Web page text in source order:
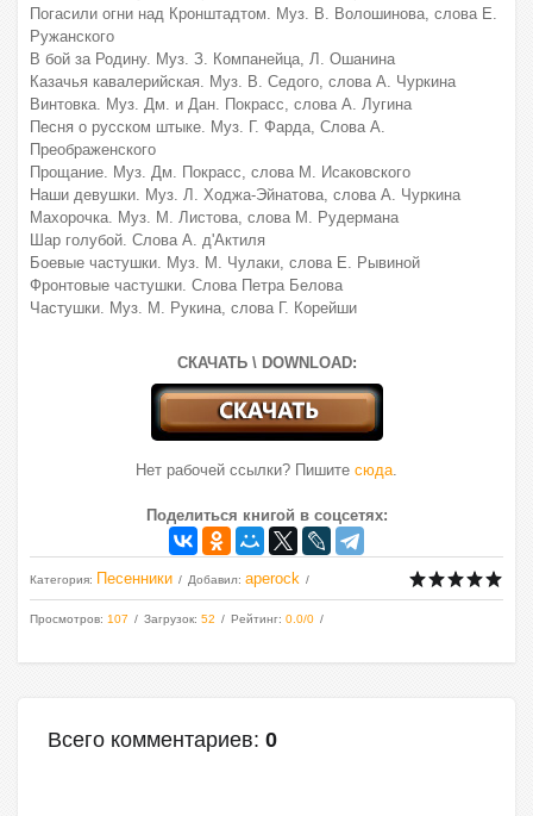
Погасили огни над Кронштадтом. Муз. В. Волошинова, слова Е.
Ружанского
В бой за Родину. Муз. З. Компанейца, Л. Ошанина
Казачья кавалерийская. Муз. В. Седого, слова А. Чуркина
Винтовка. Муз. Дм. и Дан. Покрасс, слова А. Лугина
Песня о русском штыке. Муз. Г. Фарда, Слова А.
Преображенского
Прощание. Муз. Дм. Покрасс, слова М. Исаковского
Наши девушки. Муз. Л. Ходжа-Эйнатова, слова А. Чуркина
Махорочка. Муз. М. Листова, слова М. Рудермана
Шар голубой. Слова А. д'Актиля
Боевые частушки. Муз. М. Чулаки, слова Е. Рывиной
Фронтовые частушки. Слова Петра Белова
Частушки. Муз. М. Рукина, слова Г. Корейши
СКАЧАТЬ \ DOWNLOAD:
Нет рабочей ссылки? Пишите сюда.
Поделиться книгой в соцсетях:
Категория: Песенники Добавил: aperock
Просмотров: 107 Загрузок: 52 Рейтинг: 0.0/0
Всего комментариев: 0